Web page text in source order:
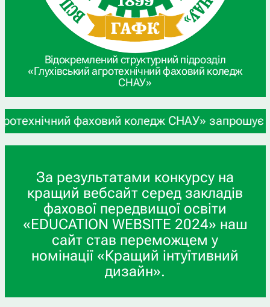
Відокремлений структурний підрозділ
«Глухівський агротехнічний фаховий коледж
СНАУ»
фаховий коледж СНАУ» запрошує
За результатами конкурсу на
кращий вебсайт серед закладів
фахової передвищої освіти
«EDUCATION WEBSITE 2024» наш
сайт став переможцем у
номінації «Кращий інтуїтивний
дизайн».